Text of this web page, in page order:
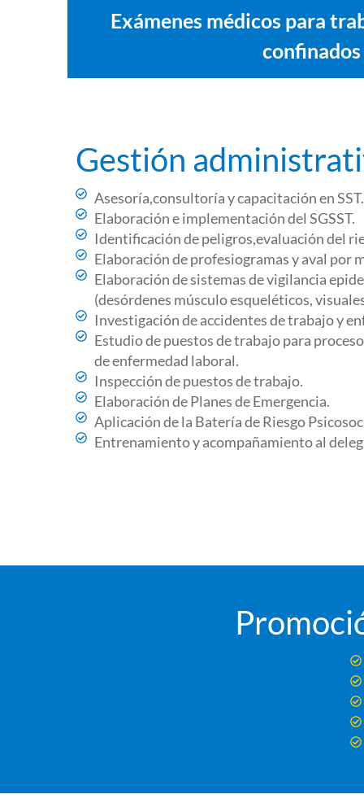
Exámenes médicos para
confinados
Gestión
Asesoría,consultoría y capacitación en SST.
Elaboración e implementación del SGSST.
Identificación de peligros,evaluación del
Elaboración de profesiogramas y aval por
Elaboración de sistemas de vigilancia
(desórdenes músculo esqueléticos,
Investigación de accidentes de trabajo y
Estudio de puestos de trabajo para
de enfermedad laboral.
Inspección de puestos de trabajo.
Elaboración de Planes de Emergencia.
Aplicación de la Batería de Riesgo
Entrenamiento y acompañamiento al